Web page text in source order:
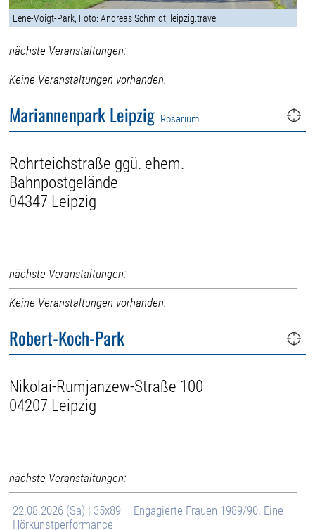
Lene-Voigt-Park, Foto: Andreas Schmidt, leipzig.travel
nächste Veranstaltungen:
Keine Veranstaltungen vorhanden.
Mariannenpark Leipzig Rosarium
Rohrteichstraße ggü. ehem.
Bahnpostgelände
04347 Leipzig
nächste Veranstaltungen:
Keine Veranstaltungen vorhanden.
Robert-Koch-Park
Nikolai-Rumjanzew-Straße 100
04207 Leipzig
nächste Veranstaltungen:
22.08.2026 (Sa) | 35x89 – Engagierte Frauen 1989/90. Eine
Hörkunstperformance